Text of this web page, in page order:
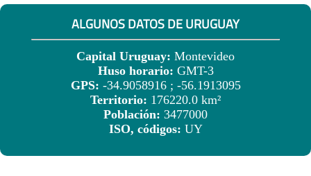
ALGUNOS DATOS DE URUGUAY
Capital Uruguay: Montevideo
Huso horario: GMT-3
GPS: -34.9058916 ; -56.1913095
Territorio: 176220.0 km²
Población: 3477000
ISO, códigos: UY